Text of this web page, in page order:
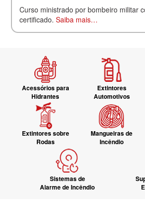
Curso ministrado por bombeiro militar
certificado.Saiba mais…
Acessórios para
Hidrantes
Extintores
Automotivos
Extintores sobre
Rodas
Mangueiras de
Incêndio
Sistemas de
Alarme de Incêndio